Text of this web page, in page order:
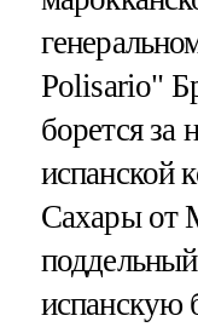
Polisario"
борется за
испанской
Сахары от
испанскую